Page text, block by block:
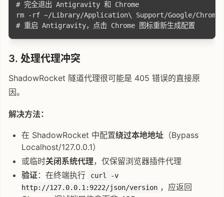
# 完全退出 Antigravity 和 Chrome
rm -rf ~/Library/Application\ Support/Google/
3. 处理代理冲突
ShadowRocket 隧道代理很可能是 405 错误的直接原
因。
解决方法：
在 ShadowRocket 中配置绕过本地地址（Bypass
Localhost/127.0.0.1）
或临时关闭系统代理，仅保留浏览器插件代理
验证：在终端执行
curl -v
http://127.0.0.1:9222/json/version ，应返回